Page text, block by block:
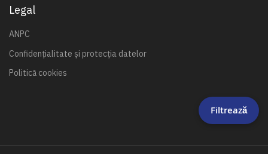
Legal
ANPC
Confidențialitate și protecția datelor
Politică cookies
Filtrează